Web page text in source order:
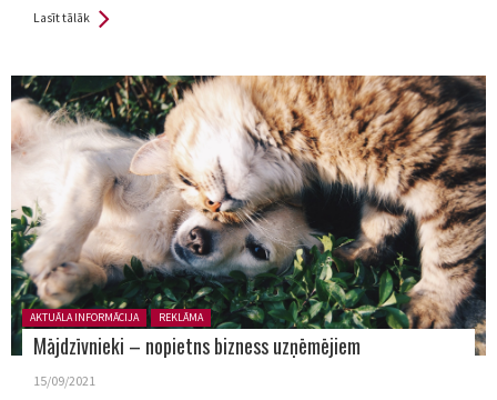
Lasīt tālāk
Posted in:
AKTUĀLA INFORMĀCIJA REKLĀMA
Mājdzīvnieki – nopietns bizness uzņēmējiem
15/09/2021